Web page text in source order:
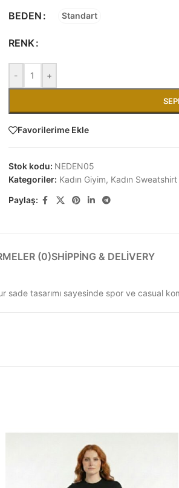
BEDEN Standart
RENK
- +
Favorilerime Ekle
Stok kodu: NEDEN05
Kategoriler: Kadın Giyim, Kadın Sweatshirt
Paylaş:
(0)SHIPPING & DELIVERY
tasarımı sayesinde spor ve casual